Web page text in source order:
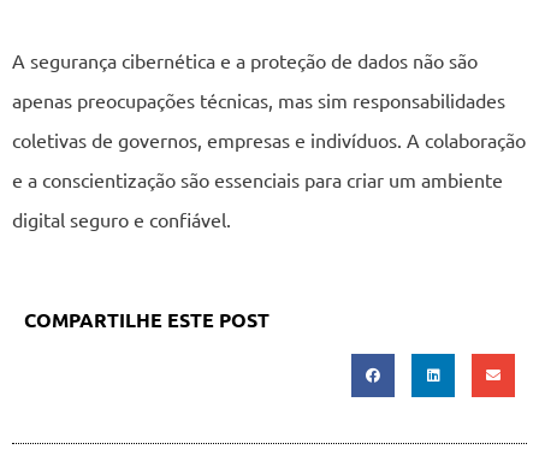
A segurança cibernética e a proteção de dados não são
apenas preocupações técnicas, mas sim responsabilidades
coletivas de governos, empresas e indivíduos. A colaboração
e a conscientização são essenciais para criar um ambiente
digital seguro e confiável.
COMPARTILHE ESTE POST